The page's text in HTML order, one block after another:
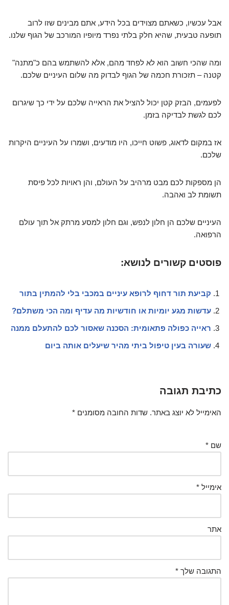
אבל עכשיו, כשאתם מצוידים בכל הידע, אתם מבינים שזו לרוב
תופעה טבעית, שהיא חלק בלתי נפרד מיופיו המורכב של הגוף שלנו.
ומה שהכי חשוב הוא לא לפחד מהם, אלא להשתמש בהם כ"מתנה"
קטנה – תזכורת חכמה של הגוף לבדוק מה שלום העיניים שלכם.
לפעמים, הבזק קטן יכול להציל את הראייה שלכם על ידי כך שיגרום
לכם לגשת לבדיקה בזמן.
אז במקום לדאוג, פשוט חייכו, היו מודעים, ושמרו על העיניים היקרות
שלכם.
הן מספקות לכם מבט מרהיב על העולם, והן ראויות לכל פיסת
תשומת לב ואהבה.
העיניים שלכם הן חלון לנפש, וגם חלון למסע מרתק אל תוך עולם
הרפואה.
פוסטים קשורים לנושא:
קביעת תור דחוף לרופא עיניים במכבי בלי להמתין בתור
עדשות מגע יומיות או חודשיות מה עדיף ומה הכי משתלם?
ראייה כפולה פתאומית: הסכנה שאסור לכם להתעלם ממנה
שעורה בעין טיפול ביתי מהיר שיעלים אותה ביום
כתיבת תגובה
האימייל לא יוצג באתר. שדות החובה מסומנים *
שם *
אימייל *
אתר
התגובה שלך *